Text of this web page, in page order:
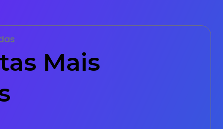
Mais